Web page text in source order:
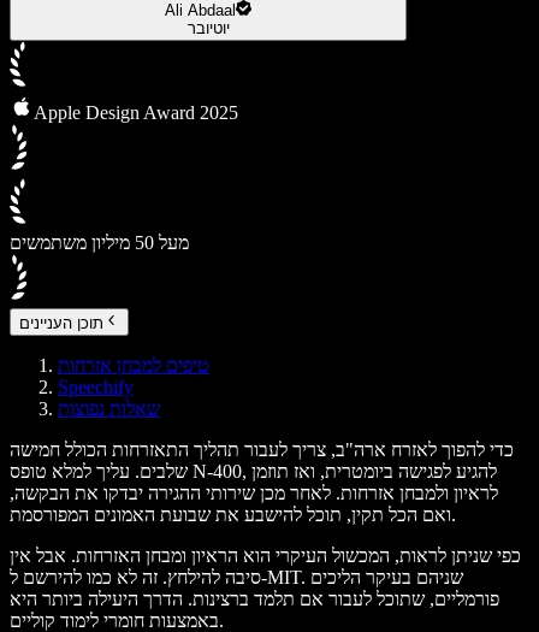
Ali Abdaal
יוטיובר
Apple Design Award 2025
מעל 50 מיליון משתמשים
תוכן העניינים
טיפים למבחן אזרחות
Speechify
שאלות נפוצות
כדי להפוך לאזרח ארה"ב, צריך לעבור תהליך התאזרחות הכולל חמישה
שלבים. עליך למלא טופס N-400, להגיע לפגישה ביומטרית, ואז תוזמן
לראיון ולמבחן אזרחות. לאחר מכן שירותי ההגירה יבדקו את הבקשה,
ואם הכל תקין, תוכל להישבע את שבועת האמונים המפורסמת.
כפי שניתן לראות, המכשול העיקרי הוא הראיון ומבחן האזרחות. אבל אין
סיבה להילחץ. זה לא כמו להירשם ל-MIT. שניהם בעיקר הליכים
פורמליים, שתוכל לעבור אם תלמד ברצינות. הדרך היעילה ביותר היא
באמצעות חומרי לימוד קוליים.